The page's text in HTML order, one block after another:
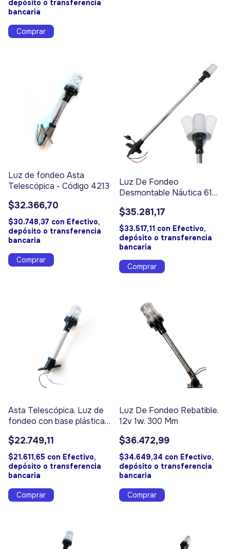
depósito o transferencia
bancaria
Luz de fondeo Asta
Telescópica - Código 4213
$32.366,70
$30.748,37 con Efectivo,
depósito o transferencia
bancaria
Luz De Fondeo
Desmontable Náutica 610
$35.281,17
$33.517,11 con Efectivo,
depósito o transferencia
bancaria
Asta Telescópica. Luz de
fondeo con base plástica -
$22.749,11
$21.611,65 con Efectivo,
depósito o transferencia
bancaria
Luz De Fondeo Rebatible.
12v 1w. 300 Mm
$36.472,99
$34.649,34 con Efectivo,
depósito o transferencia
bancaria